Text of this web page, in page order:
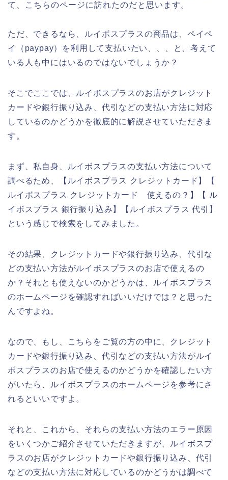
て、こちらのページに訪れたのだと思います。
ただ、できるなら、ルイボスプラスの商品は、ペイペ
イ（paypay）を利用して支払いたい、、、と、考えて
いる人も中にはいるのではないでしょうか？
そこでここでは、ルイボスプラスのお店がクレジット
カードや銀行振り込み、代引などの支払い方法に対応
しているのかどうかを徹底的に解説させていただきま
す。
まず、私自身、ルイボスプラスの支払い方法について
調べるため、【ルイボスプラス クレジットカード】【
ルイボスプラス クレジットカード 使えるの？】【 ル
イボスプラス 銀行振り込み】【ルイボスプラス 代引】
という感じで検索をしてみました。
その結果、クレジットカードや銀行振り込み、代引な
どの支払い方法がルイボスプラスのお店で使えるの
か？それとも使えないのかどうかは、ルイボスプラス
のホームページを確認すればいいだけでは？と思った
んですよね。
なので、もし、こちらをご覧の方の中に、クレジット
カードや銀行振り込み、代引などの支払い方法がルイ
ボスプラスのお店で使えるのかどうかを確認したい方
がいたら、ルイボスプラスのホームページを参考にさ
れるといいですよ。
それと、これから、それらの支払い方法のエラー原因
をいくつかご紹介させていただきますが、ルイボスプ
ラスのお店がクレジットカードや銀行振り込み、代引
などの支払い方法に対応しているのかどうかは調べて